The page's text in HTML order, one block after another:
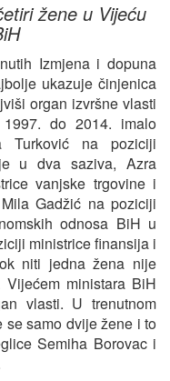
žene u Vijeću
Izmjena i dopuna
ukazuje činjenica
organ izvršne vlasti
do 2014. imalo
Turković na poziciji
u dva saziva, Azra
vanjske trgovine i
Gadžić na poziciji
odnosa BiH u
ministrice finansija i
niti jedna žena nije
ministara BiH
vlasti. U trenutnom
samo dvije žene i to
Semiha Borovac i